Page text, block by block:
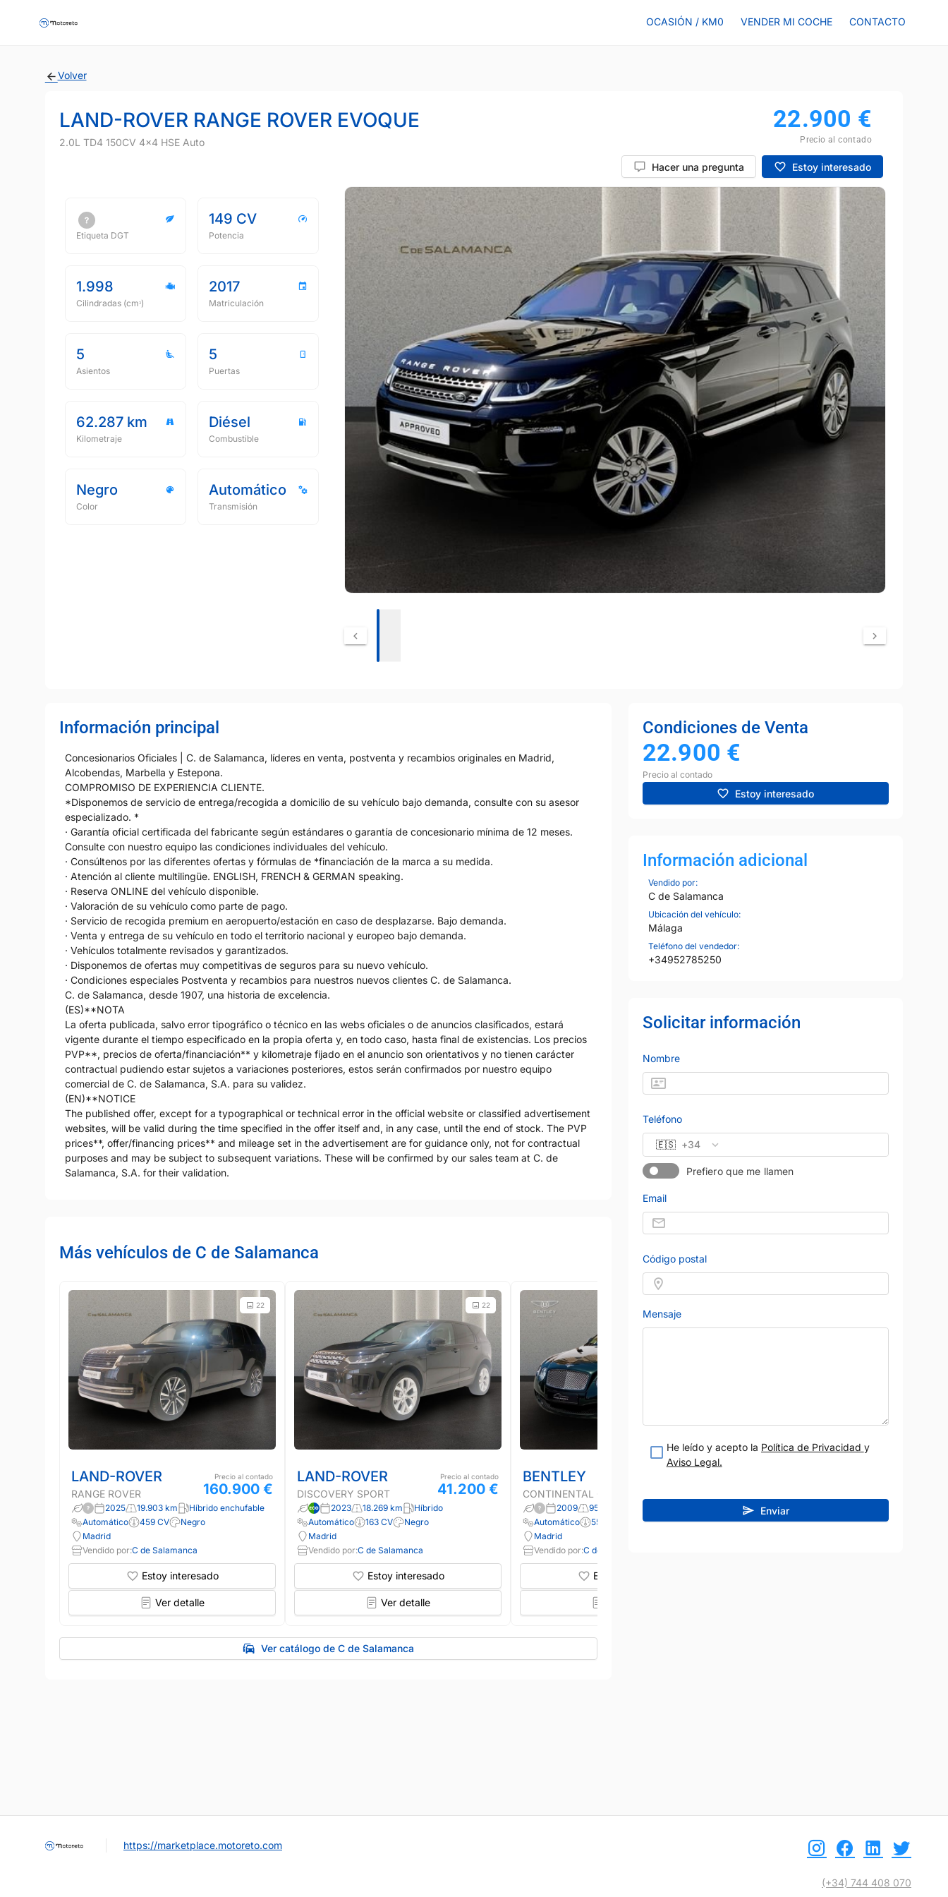
OCASIÓN / KM0 VENDER MI COCHE CONTACTO
Volver
LAND-ROVER RANGE ROVER EVOQUE
2.0L TD4 150CV 4x4 HSE Auto
22.900 €
Precio al contado
Hacer una pregunta Estoy interesado
Etiqueta DGT
149 CV
Potencia
1.998
Cilindradas (cmᵌ)
2017
Matriculación
5
Asientos
5
Puertas
62.287 km
Kilometraje
Diésel
Combustible
Negro
Color
Automático
Transmisión
Información principal
Concesionarios Oficiales | C. de Salamanca, líderes en venta, postventa y recambios originales en Madrid,
Alcobendas, Marbella y Estepona.
COMPROMISO DE EXPERIENCIA CLIENTE.
*Disponemos de servicio de entrega/recogida a domicilio de su vehículo bajo demanda, consulte con su asesor
especializado. *
· Garantía oficial certificada del fabricante según estándares o garantía de concesionario mínima de 12 meses.
Consulte con nuestro equipo las condiciones individuales del vehículo.
· Consúltenos por las diferentes ofertas y fórmulas de *financiación de la marca a su medida.
· Atención al cliente multilingüe. ENGLISH, FRENCH & GERMAN speaking.
· Reserva ONLINE del vehículo disponible.
· Valoración de su vehículo como parte de pago.
· Servicio de recogida premium en aeropuerto/estación en caso de desplazarse. Bajo demanda.
· Venta y entrega de su vehículo en todo el territorio nacional y europeo bajo demanda.
· Vehículos totalmente revisados y garantizados.
· Disponemos de ofertas muy competitivas de seguros para su nuevo vehículo.
· Condiciones especiales Postventa y recambios para nuestros nuevos clientes C. de Salamanca.
C. de Salamanca, desde 1907, una historia de excelencia.
(ES)**NOTA
La oferta publicada, salvo error tipográfico o técnico en las webs oficiales o de anuncios clasificados, estará
vigente durante el tiempo especificado en la propia oferta y, en todo caso, hasta final de existencias. Los precios
PVP**, precios de oferta/financiación** y kilometraje fijado en el anuncio son orientativos y no tienen carácter
contractual pudiendo estar sujetos a variaciones posteriores, estos serán confirmados por nuestro equipo
comercial de C. de Salamanca, S.A. para su validez.
(EN)**NOTICE
The published offer, except for a typographical or technical error in the official website or classified advertisement
websites, will be valid during the time specified in the offer itself and, in any case, until the end of stock. The PVP
prices**, offer/financing prices** and mileage set in the advertisement are for guidance only, not for contractual
purposes and may be subject to subsequent variations. These will be confirmed by our sales team at C. de
Salamanca, S.A. for their validation.
Más vehículos de C de Salamanca
22
LAND-ROVER
RANGE ROVER
Precio al contado
160.900 €
2025 19.903 km
Híbrido enchufable
Automático
459 CV
Negro
Madrid
Vendido por:C de Salamanca
Estoy interesado
Ver detalle
22
LAND-ROVER
DISCOVERY SPORT
Precio al contado
41.200 €
2023 18.269 km
Híbrido
Automático
163 CV
Negro
Madrid
Vendido por:C de Salamanca
Estoy interesado
Ver detalle
BENTLEY
CONTINENTAL GTC
2009 95.400 km
Automático
558 CV
Verde
Madrid
Vendido por:C de Salamanca
Estoy interesado
2024
Automático
550 CV
Plata
Ver catálogo de C de Salamanca
Condiciones de Venta
22.900 €
Precio al contado
Estoy interesado
Información adicional
Vendido por:
C de Salamanca
Ubicación del vehículo:
Málaga
Teléfono del vendedor:
+34952785250
Solicitar información
Nombre
Teléfono
🇪🇸 +34
Prefiero que me llamen
Email
Código postal
Mensaje
He leído y acepto la Política de Privacidad y
Aviso Legal.
Enviar
https://marketplace.motoreto.com
(+34) 744 408 070